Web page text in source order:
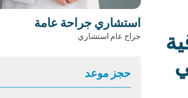
استشاري جراحة عامة
جراح عام استشاري
حجز موعد